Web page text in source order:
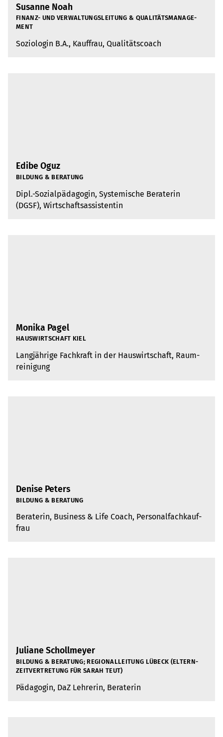
Susanne Noah
FINANZ- UND VER­WAL­TUNGS­LEI­TUNG & QUA­LI­TÄTS­MA­NAGE­
MENT
Sozio­lo­gin B.A., Kauf­frau, Qua­li­täts­coach
Edibe Oguz
BIL­DUNG & BERA­TUNG
Dipl.-Sozi­al­päd­ago­gin, Sys­te­mi­sche Bera­te­rin
(DGSF), Wirt­schafts­as­sis­ten­tin
Monika Pagel
HAUS­WIRT­SCHAFT KIEL
Lang­jäh­rige Fach­kraft in der Haus­wirt­schaft, Raum­
rei­ni­gung
Denise Peters
BIL­DUNG & BERA­TUNG
Bera­te­rin, Busi­ness & Life Coach, Per­so­nal­fach­kauf­
frau
Juliane Schollmeyer
BIL­DUNG & BERA­TUNG; REGIO­NAL­LEI­TUNG LÜBECK (ELTERN­
ZEIT­VER­TRE­TUNG FÜR SARAH TEUT)
Päd­ago­gin, DaZ Leh­re­rin, Bera­te­rin